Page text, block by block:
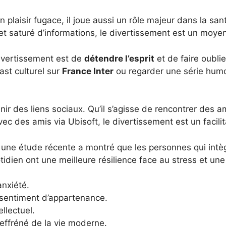
plaisir fugace, il joue aussi un rôle majeur dans la
saturé d’informations, le divertissement est un
est de détendre l’esprit et de faire
culturel sur France Inter ou regarder une série
des liens sociaux. Qu’il s’agisse de rencontrer des
des amis via Ubisoft, le divertissement est un
étude récente a montré que les personnes qui
ont une meilleure résilience face au stress et
d’appartenance.
de la vie moderne.